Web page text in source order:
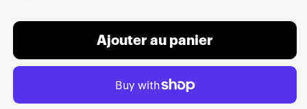
Ajouter au panier